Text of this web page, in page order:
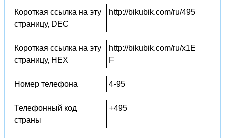
Короткая ссылка на эту
страницу, DEC
http://bikubik.com/ru/495
Короткая ссылка на эту
страницу, HEX
http://bikubik.com/ru/x1E
F
Номер телефона 4-95
Телефонный код
страны
+495